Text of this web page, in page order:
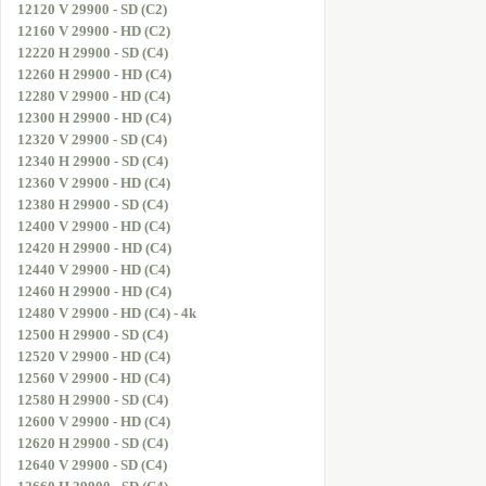
12120 V 29900 - SD (C2)
12160 V 29900 - HD (C2)
12220 H 29900 - SD (C4)
12260 H 29900 - HD (C4)
12280 V 29900 - HD (C4)
12300 H 29900 - HD (C4)
12320 V 29900 - SD (C4)
12340 H 29900 - SD (C4)
12360 V 29900 - HD (C4)
12380 H 29900 - SD (C4)
12400 V 29900 - HD (C4)
12420 H 29900 - HD (C4)
12440 V 29900 - HD (C4)
12460 H 29900 - HD (C4)
12480 V 29900 - HD (C4) - 4k
12500 H 29900 - SD (C4)
12520 V 29900 - HD (C4)
12560 V 29900 - HD (C4)
12580 H 29900 - SD (C4)
12600 V 29900 - HD (C4)
12620 H 29900 - SD (C4)
12640 V 29900 - SD (C4)